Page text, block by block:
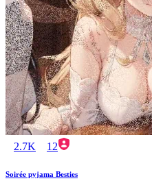
2.7K 12
Soirée pyjama Besties